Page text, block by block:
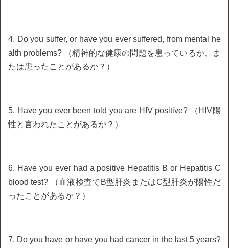
4. Do you suffer, or have you ever suffered, from mental he
alth problems? （精神的な健康の問題を患っているか、ま
たは患ったことがあるか？）
5. Have you ever been told you are HIV positive? （HIV陽
性と言われたことがあるか？）
6. Have you ever had a positive Hepatitis B or Hepatitis C
blood test? （血液検査でB型肝炎またはC型肝炎が陽性だ
ったことがあるか？）
7. Do you have or have you had cancer in the last 5 years?